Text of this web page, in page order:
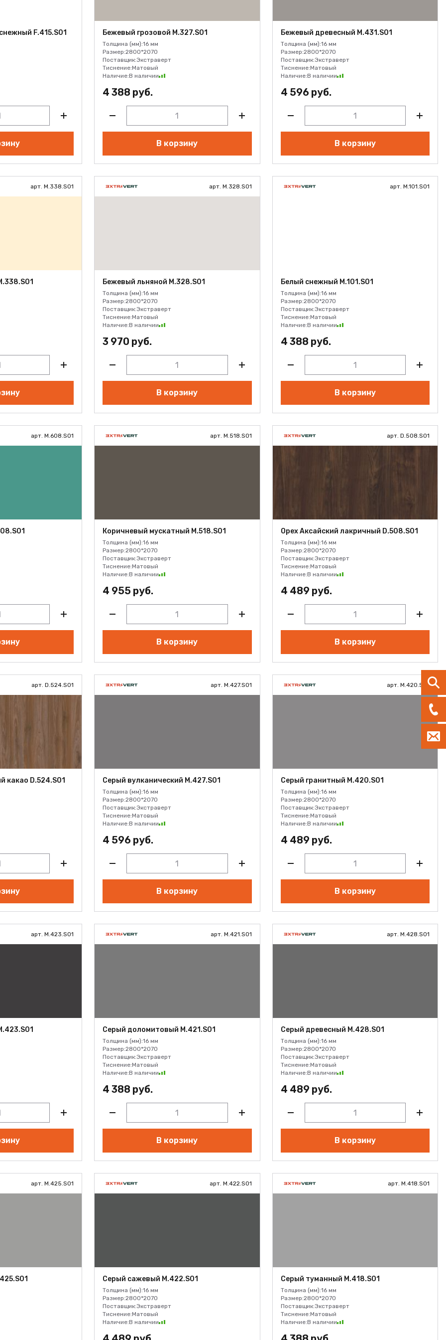
F.415.S01 Бежевый грозовой M.327.S01
Толщина (мм):16 мм
Размер:2800*2070
Поставщик:Экстраверт
Тиснение:Матовый
Наличие:В наличии
4 388 руб.
В корзину
Бежевый древесный M.431.S01
Толщина (мм):16 мм
Размер:2800*2070
Поставщик:Экстраверт
Тиснение:Матовый
Наличие:В наличии
4 596 руб.
В корзину
арт. M.338.S01 арт. M.328.S01
Бежевый льняной M.328.S01
Толщина (мм):16 мм
Размер:2800*2070
Поставщик:Экстраверт
Тиснение:Матовый
Наличие:В наличии
3 970 руб.
В корзину
арт. M.101.S01
Белый снежный M.101.S01
Толщина (мм):16 мм
Размер:2800*2070
Поставщик:Экстраверт
Тиснение:Матовый
Наличие:В наличии
4 388 руб.
В корзину
арт. M.608.S01 арт. M.518.S01
Коричневый мускатный M.518.S01
Толщина (мм):16 мм
Размер:2800*2070
Поставщик:Экстраверт
Тиснение:Матовый
Наличие:В наличии
4 955 руб.
В корзину
арт. D.508.S01
Орех Аксайский лакричный D.508.S01
Толщина (мм):16 мм
Размер:2800*2070
Поставщик:Экстраверт
Тиснение:Матовый
Наличие:В наличии
4 489 руб.
В корзину
арт. D.524.S01
какао D.524.S01
арт. M.427.S01
Серый вулканический M.427.S01
Толщина (мм):16 мм
Размер:2800*2070
Поставщик:Экстраверт
Тиснение:Матовый
Наличие:В наличии
4 596 руб.
В корзину
арт. M.420.S01
Серый гранитный M.420.S01
Толщина (мм):16 мм
Размер:2800*2070
Поставщик:Экстраверт
Тиснение:Матовый
Наличие:В наличии
4 489 руб.
В корзину
арт. M.423.S01 арт. M.421.S01
Серый доломитовый M.421.S01
Толщина (мм):16 мм
Размер:2800*2070
Поставщик:Экстраверт
Тиснение:Матовый
Наличие:В наличии
4 388 руб.
В корзину
арт. M.428.S01
Серый древесный M.428.S01
Толщина (мм):16 мм
Размер:2800*2070
Поставщик:Экстраверт
Тиснение:Матовый
Наличие:В наличии
4 489 руб.
В корзину
арт. M.425.S01 арт. M.422.S01
Серый сажевый M.422.S01
Толщина (мм):16 мм
Размер:2800*2070
Поставщик:Экстраверт
Тиснение:Матовый
Наличие:В наличии
арт. M.418.S01
Серый туманный M.418.S01
Толщина (мм):16 мм
Размер:2800*2070
Поставщик:Экстраверт
Тиснение:Матовый
Наличие:В наличии